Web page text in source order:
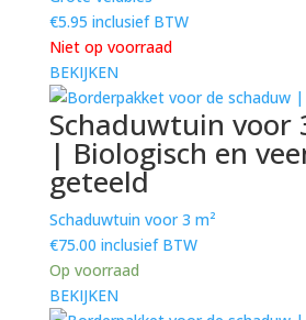
€5.95 inclusief BTW
Niet op voorraad
BEKIJKEN
Schaduwtuin voor
| Biologisch en
geteeld
Schaduwtuin voor 3 m²
€75.00 inclusief BTW
Op voorraad
BEKIJKEN